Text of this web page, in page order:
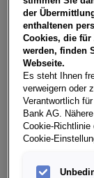
29.090,00,
variabel,
EUR
ein individuelles
Weitere
der
enthaltenen
Cookies, die für
werden, finden
Webseite.
Es steht Ihnen
verweigern oder
Verantwortlich
Bank AG.
Cookie-Richtlinie
Cookie-